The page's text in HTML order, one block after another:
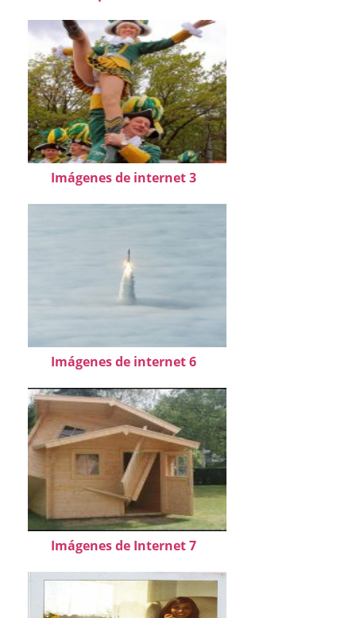
Imágenes de internet 3
Imágenes de internet 6
Imágenes de Internet 7